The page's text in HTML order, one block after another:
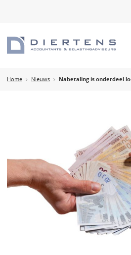
Home Nieuws Nabetaling is onderdeel